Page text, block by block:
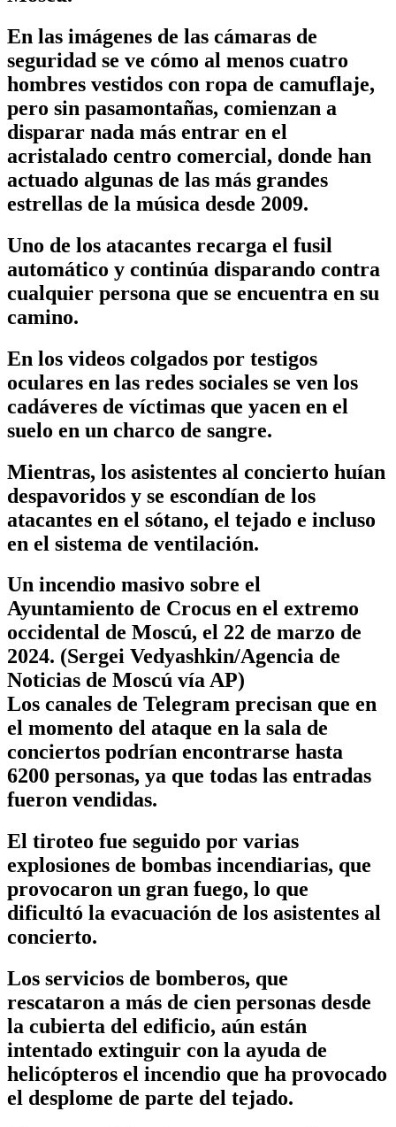
En las imágenes de las cámaras de
seguridad se ve cómo al menos cuatro
hombres vestidos con ropa de camuflaje,
pero sin pasamontañas, comienzan a
disparar nada más entrar en el
acristalado centro comercial, donde han
actuado algunas de las más grandes
estrellas de la música desde 2009.
Uno de los atacantes recarga el fusil
automático y continúa disparando contra
cualquier persona que se encuentra en su
camino.
En los videos colgados por testigos
oculares en las redes sociales se ven los
cadáveres de víctimas que yacen en el
suelo en un charco de sangre.
Mientras, los asistentes al concierto huían
despavoridos y se escondían de los
atacantes en el sótano, el tejado e incluso
en el sistema de ventilación.
Un incendio masivo sobre el
Ayuntamiento de Crocus en el extremo
occidental de Moscú, el 22 de marzo de
2024. (Sergei Vedyashkin/Agencia de
Noticias de Moscú vía AP)
Los canales de Telegram precisan que en
el momento del ataque en la sala de
conciertos podrían encontrarse hasta
6200 personas, ya que todas las entradas
fueron vendidas.
El tiroteo fue seguido por varias
explosiones de bombas incendiarias, que
provocaron un gran fuego, lo que
dificultó la evacuación de los asistentes al
concierto.
Los servicios de bomberos, que
rescataron a más de cien personas desde
la cubierta del edificio, aún están
intentado extinguir con la ayuda de
helicópteros el incendio que ha provocado
el desplome de parte del tejado.